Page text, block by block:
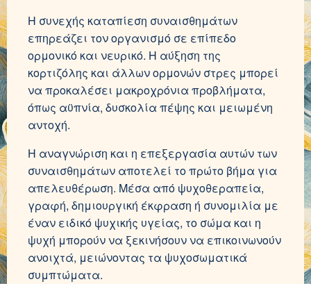
Η συνεχής καταπίεση συναισθημάτων
επηρεάζει τον οργανισμό σε επίπεδο
ορμονικό και νευρικό. Η αύξηση της
κορτιζόλης και άλλων ορμονών στρες μπορεί
να προκαλέσει μακροχρόνια προβλήματα,
όπως αϋπνία, δυσκολία πέψης και μειωμένη
αντοχή.
Η αναγνώριση και η επεξεργασία αυτών των
συναισθημάτων αποτελεί το πρώτο βήμα για
απελευθέρωση. Μέσα από ψυχοθεραπεία,
γραφή, δημιουργική έκφραση ή συνομιλία με
έναν ειδικό ψυχικής υγείας, το σώμα και η
ψυχή μπορούν να ξεκινήσουν να επικοινωνούν
ανοιχτά, μειώνοντας τα ψυχοσωματικά
συμπτώματα.